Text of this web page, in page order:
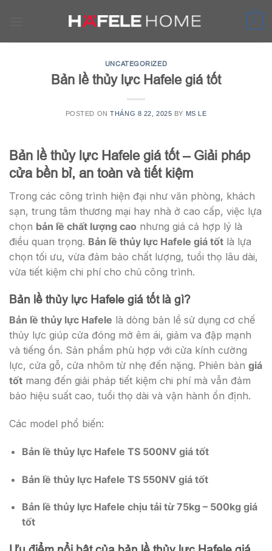
0
UNCATEGORIZED
Bản lề thủy lực Hafele giá tốt
POSTED ONTHÁNG 8 22, 2025 BY MS LE
Bản lề thủy lực Hafele giá tốt – Giải pháp
cửa bền bỉ, an toàn và tiết kiệm
Trong các công trình hiện đại như văn phòng, khách
sạn, trung tâm thương mại hay nhà ở cao cấp, việc lựa
chọn bản lề chất lượng cao nhưng giá cả hợp lý là
điều quan trọng. Bản lề thủy lực Hafele giá tốt là lựa
chọn tối ưu, vừa đảm bảo chất lượng, tuổi thọ lâu dài,
vừa tiết kiệm chi phí cho chủ công trình.
Bản lề thủy lực Hafele giá tốt là gì?
Bản lề thủy lực Hafele là dòng bản lề sử dụng cơ chế
thủy lực giúp cửa đóng mở êm ái, giảm va đập mạnh
và tiếng ồn. Sản phẩm phù hợp với cửa kính cường
lực, cửa gỗ, cửa nhôm từ nhẹ đến nặng. Phiên bản giá
tốt mang đến giải pháp tiết kiệm chi phí mà vẫn đảm
bảo hiệu suất cao, tuổi thọ dài và vận hành ổn định.
Các model phổ biến:
Bản lề thủy lực Hafele TS 500NV giá tốt
Bản lề thủy lực Hafele TS 550NV giá tốt
Bản lề thủy lực Hafele chịu tải từ 75kg – 500kg giá
tốt